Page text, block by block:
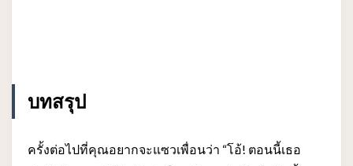
บทสรุป
ครั้งต่อไปที่คุณอยากจะแซวเพื่อนว่า “โอ้! ตอนนี้เธอ